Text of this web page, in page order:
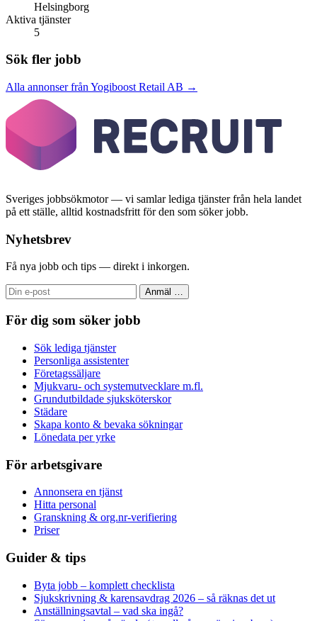
Helsingborg
Aktiva tjänster
5
Sök fler jobb
Alla annonser från Yogiboost Retail AB →
Sveriges jobbsökmotor — vi samlar lediga tjänster från hela landet
på ett ställe, alltid kostnadsfritt för den som söker jobb.
Nyhetsbrev
Få nya jobb och tips — direkt i inkorgen.
Anmäl …
För dig som söker jobb
Sök lediga tjänster
Personliga assistenter
Företagssäljare
Mjukvaru- och systemutvecklare m.fl.
Grundutbildade sjuksköterskor
Städare
Skapa konto & bevaka sökningar
Lönedata per yrke
För arbetsgivare
Annonsera en tjänst
Hitta personal
Granskning & org.nr-verifiering
Priser
Guider & tips
Byta jobb – komplett checklista
Sjukskrivning & karensavdrag 2026 – så räknas det ut
Anställningsavtal – vad ska ingå?